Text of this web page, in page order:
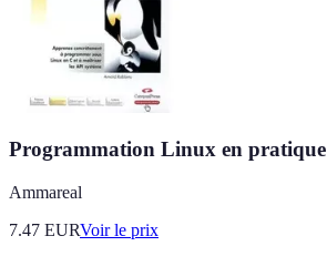
Programmation Linux en pratique
Ammareal
7.47 EURVoir le prix